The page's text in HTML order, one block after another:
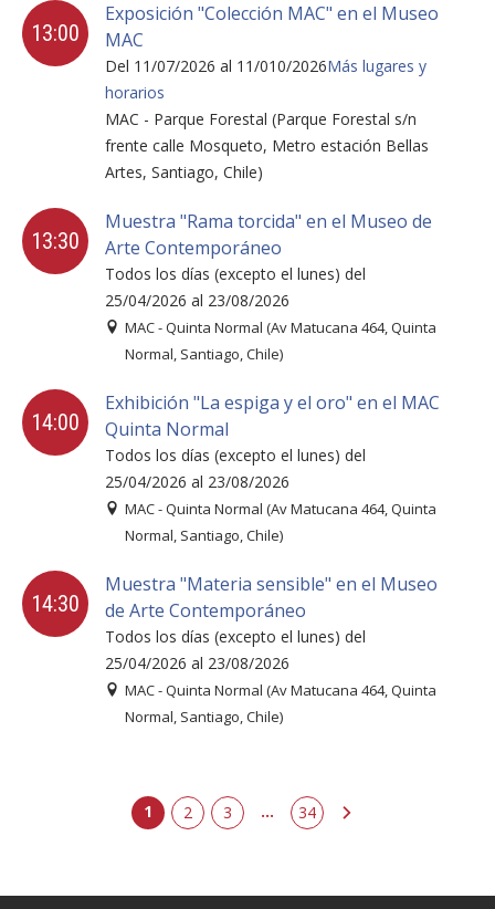
13:00
Exposición "Colección MAC" en el Museo
MAC
Del 11/07/2026 al 11/010/2026Más lugares y
horarios
MAC - Parque Forestal (Parque Forestal s/n
frente calle Mosqueto, Metro estación Bellas
Artes, Santiago, Chile)
13:30
Muestra "Rama torcida" en el Museo de
Arte Contemporáneo
Todos los días (excepto el lunes) del
25/04/2026 al 23/08/2026
MAC - Quinta Normal (Av Matucana 464, Quinta
Normal, Santiago, Chile)
14:00
Exhibición "La espiga y el oro" en el MAC
Quinta Normal
Todos los días (excepto el lunes) del
25/04/2026 al 23/08/2026
MAC - Quinta Normal (Av Matucana 464, Quinta
Normal, Santiago, Chile)
14:30
Muestra "Materia sensible" en el Museo
de Arte Contemporáneo
Todos los días (excepto el lunes) del
25/04/2026 al 23/08/2026
MAC - Quinta Normal (Av Matucana 464, Quinta
Normal, Santiago, Chile)
1 2 3 ... 34
siguiente